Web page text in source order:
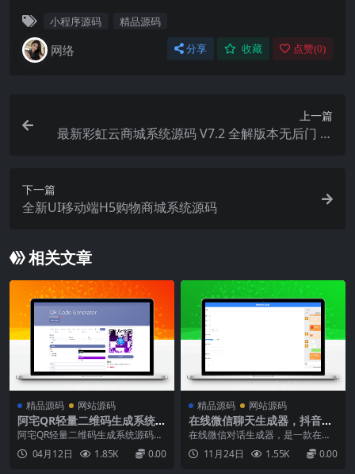
小程序源码 精品源码
网络 分享 收藏 点赞(0)
上一篇
最新彩虹云商城系统源码 V7.2 全解版本无后门 含
下一篇
全新UI移动端H5购物商城系统源码
相关文章
精品源码 网站源码
阿宅QR轻量二维码生成系统源
码
阿宅QR轻量二维码生成系统源码基
于PHP编写的二维码在线生成系
统。只需点击几下就可以生成您的
04月12日 1.85K 0.00
精品源码 网站源码
在线微信聊天生成器，抖音微
信聊天搞笑视频制作神器
在线微信对话生成器，是一款在线
微信聊天对话制作的工具，可以添
加不同用户角色进行对话，支持发
11月24日 1.55K 0.00